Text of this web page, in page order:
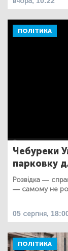
ПОЛІТИКА
Чебуреки
парковку
Розвідка —
— самому не
05 серпня,
ПОЛІТИКА